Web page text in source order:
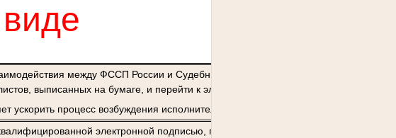
между ФССП России и Судебным департаментом при Верховном
выписанных на бумаге, и перейти к электронной форме документов.
ускорить процесс возбуждения исполнительного производства.
электронной подписью, поступает из суда в службу судебных